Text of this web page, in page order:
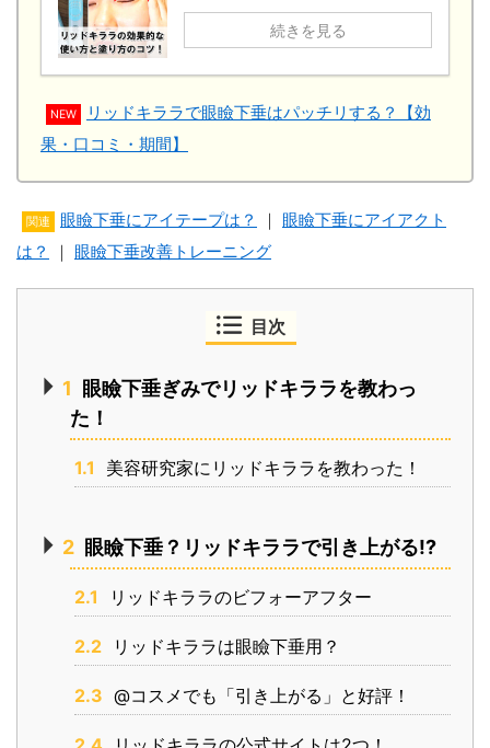
続きを見る
NEW
リッドキララで眼瞼下垂はパッチリする？【効
果・口コミ・期間】
関連 眼瞼下垂にアイテープは？ ｜ 眼瞼下垂にアイアクト
は？
｜ 眼瞼下垂改善トレーニング
目次
1
眼瞼下垂ぎみでリッドキララを教わっ
た！
1.1 美容研究家にリッドキララを教わった！
2 眼瞼下垂？リッドキララで引き上がる!?
2.1 リッドキララのビフォーアフター
2.2 リッドキララは眼瞼下垂用？
2.3 @コスメでも「引き上がる」と好評！